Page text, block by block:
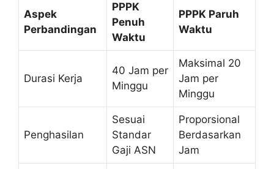
Aspek
Perbandingan
PPPK
Penuh
Waktu
PPPK Paruh
Waktu
Durasi Kerja
40 Jam per
Minggu
Maksimal 20
Jam per
Minggu
Penghasilan
Sesuai
Standar
Gaji ASN
Proporsional
Berdasarkan
Jam